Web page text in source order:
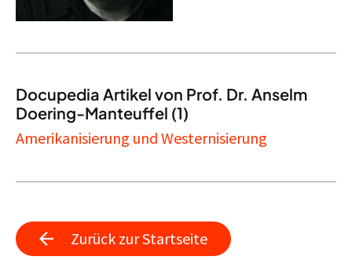
Docupedia Artikel von Prof. Dr. Anselm
Doering-Manteuffel (1)
Amerikanisierung und Westernisierung
Zurück zur Startseite